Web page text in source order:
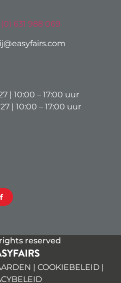
(0) 631 988 069
| 10:00 – 17:00 uur
| 10:00 – 17:00 uur
reserved
| COOKIEBELEID |